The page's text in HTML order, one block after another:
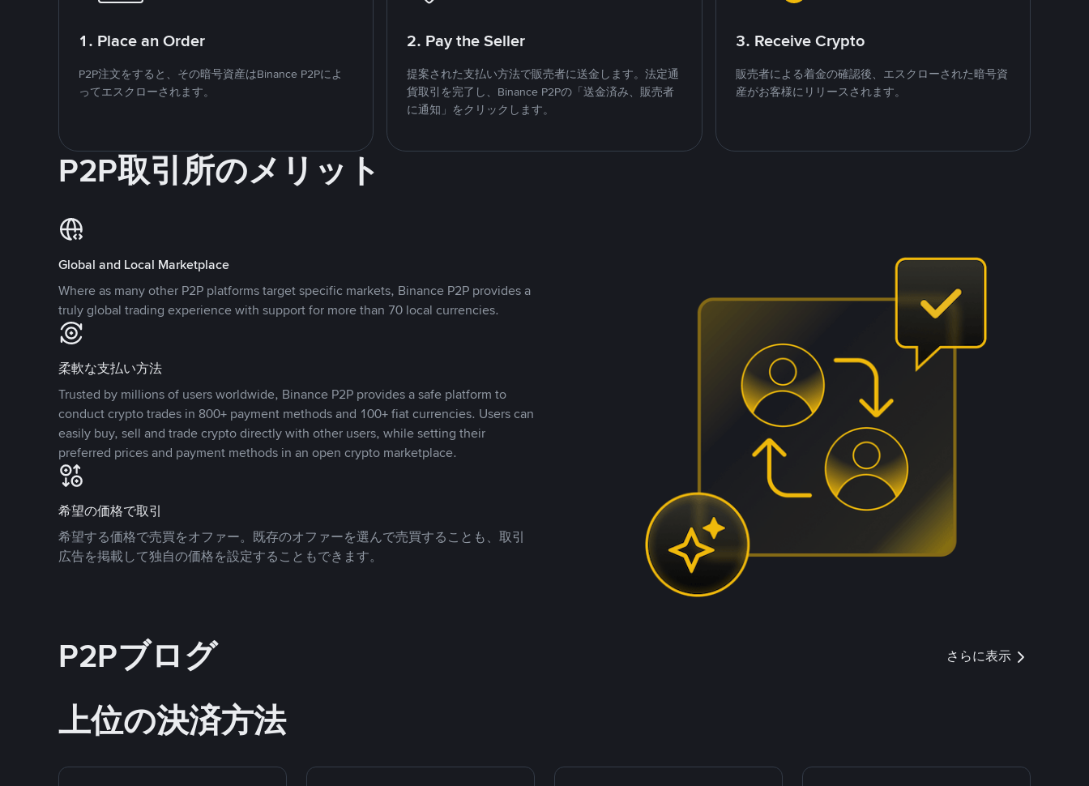
1. Place an Order
P2P注文をすると、その暗号資産はBinance P2Pによ
ってエスクローされます。
2. Pay the Seller
提案された支払い方法で販売者に送金します。法定通
貨取引を完了し、Binance P2Pの「送金済み、販売者
に通知」をクリックします。
3. Receive Crypto
販売者による着金の確認後、エスクローされた暗号資
産がお客様にリリースされます。
P2P取引所のメリット
Global and Local Marketplace
Where as many other P2P platforms target specific markets, Binance P2P provides a
truly global trading experience with support for more than 70 local currencies.
柔軟な支払い方法
Trusted by millions of users worldwide, Binance P2P provides a safe platform to
conduct crypto trades in 800+ payment methods and 100+ fiat currencies. Users can
easily buy, sell and trade crypto directly with other users, while setting their
preferred prices and payment methods in an open crypto marketplace.
希望の価格で取引
希望する価格で売買をオファー。既存のオファーを選んで売買することも、取引
広告を掲載して独自の価格を設定することもできます。
P2Pブログ さらに表示
上位の決済方法